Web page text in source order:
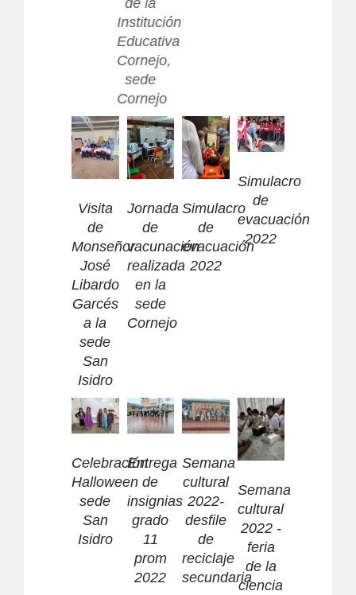
Institución
Educativa
Cornejo,
sede
Cornejo
Visita
de
Monseñor
José
Libardo
Garcés
a la
sede
San
Isidro
Jornada
de
vacunación
realizada
en la
sede
Cornejo
Simulacro
de
evacuación
2022
Simulacro
de
evacuación
2022
Celebración
Halloween
sede
San
Isidro
Entrega
de
insignias
grado
11
prom
2022
Semana
cultural
2022-
desfile
de
reciclaje
secundaria
Semana
cultural
2022 -
feria
de la
ciencia